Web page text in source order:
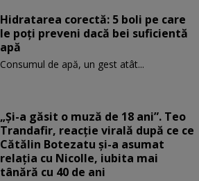
Hidratarea corectă: 5 boli pe care
le poți preveni dacă bei suficientă
apă
Consumul de apă, un gest atât...
„Și-a găsit o muză de 18 ani”. Teo
Trandafir, reacție virală după ce ce
Cătălin Botezatu și-a asumat
relația cu Nicolle, iubita mai
tânără cu 40 de ani